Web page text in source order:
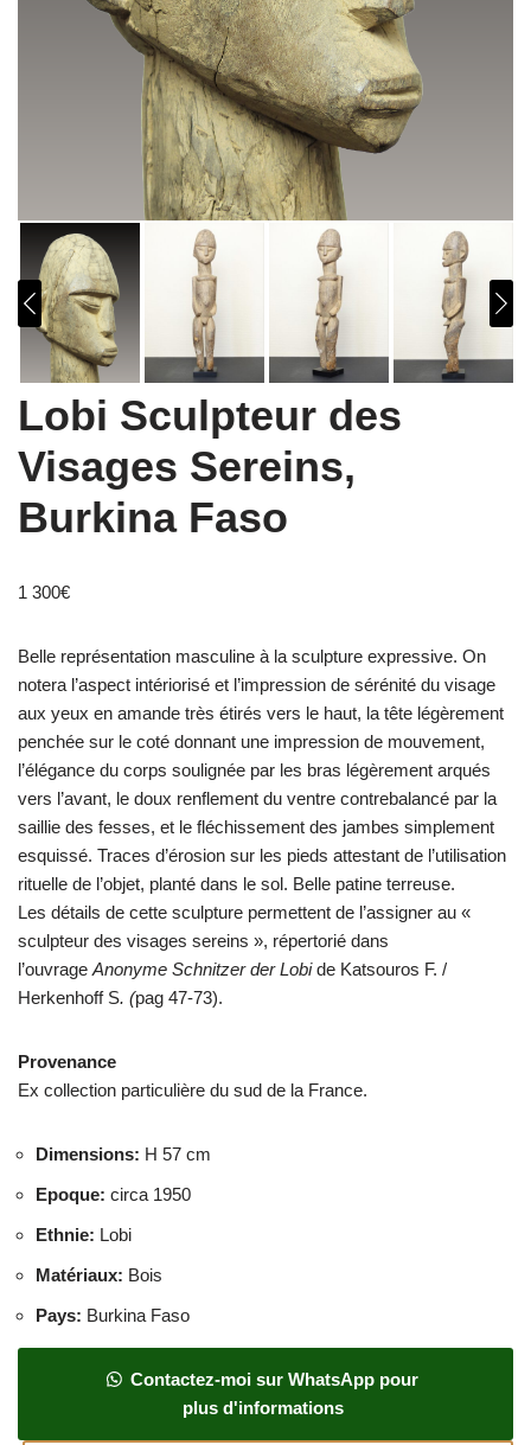
Lobi Sculpteur des
Visages Sereins,
Burkina Faso
1 300€
Belle représentation masculine à la sculpture expressive. On
notera l’aspect intériorisé et l’impression de sérénité du visage
aux yeux en amande très étirés vers le haut, la tête légèrement
penchée sur le coté donnant une impression de mouvement,
l’élégance du corps soulignée par les bras légèrement arqués
vers l’avant, le doux renflement du ventre contrebalancé par la
saillie des fesses, et le fléchissement des jambes simplement
esquissé. Traces d’érosion sur les pieds attestant de l’utilisation
rituelle de l’objet, planté dans le sol. Belle patine terreuse.
Les détails de cette sculpture permettent de l’assigner au «
sculpteur des visages sereins », répertorié dans
l’ouvrage Anonyme Schnitzer der Lobide Katsouros F. /
Herkenhoff S. (pag 47-73).
Provenance
Ex collection particulière du sud de la France.
Dimensions: H 57 cm
Epoque: circa 1950
Ethnie: Lobi
Matériaux: Bois
Pays: Burkina Faso
Contactez-moi sur WhatsApp pour
plus d'informations